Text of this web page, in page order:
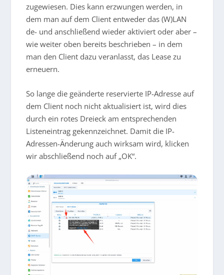
zugewiesen. Dies kann erzwungen werden, in
dem man auf dem Client entweder das (W)LAN
de- und anschließend wieder aktiviert oder aber –
wie weiter oben bereits beschrieben – in dem
man den Client dazu veranlasst, das Lease zu
erneuern.
So lange die geänderte reservierte IP-Adresse auf
dem Client noch nicht aktualisiert ist, wird dies
durch ein rotes Dreieck am entsprechenden
Listeneintrag gekennzeichnet. Damit die IP-
Adressen-Änderung auch wirksam wird, klicken
wir abschließend noch auf „OK“.